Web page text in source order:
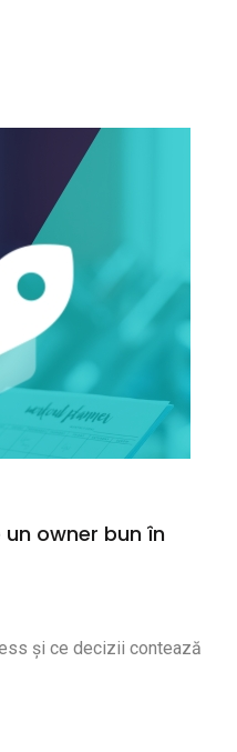
owner bun în
și ce decizii contează